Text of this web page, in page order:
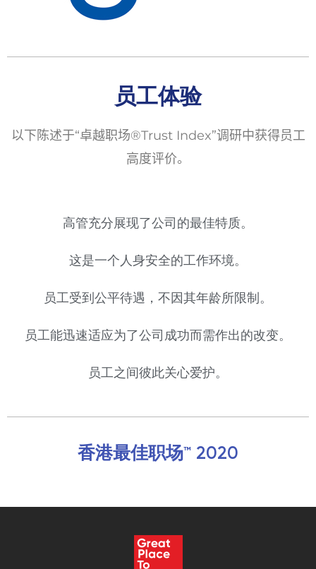
员工体验
以下陈述于“卓越职场®Trust Index”调研中获得员工
高度评价。
高管充分展现了公司的最佳特质。
这是一个人身安全的工作环境。
员工受到公平待遇，不因其年龄所限制。
员工能迅速适应为了公司成功而需作出的改变。
员工之间彼此关心爱护。
香港最佳职场™ 2020